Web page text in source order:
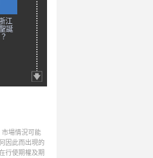
江
誕
市場情況可能
因此而出現的
行使期權及期